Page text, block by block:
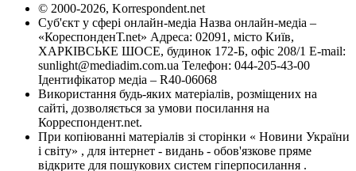
© 2000-2026, Korrespondent.net
Суб'єкт у сфері онлайн-медіа Назва онлайн-медіа –
«КореспонденТ.net» Адреса: 02091, місто Київ,
ХАРКІВСЬКЕ ШОСЕ, будинок 172-Б, офіс 208/1 E-mail:
sunlight@mediadim.com.ua Телефон: 044-205-43-00
Ідентифікатор медіа – R40-06068
Використання будь-яких матеріалів, розміщених на
сайті, дозволяється за умови посилання на
Корреспондент.net.
При копіюванні матеріалів зі сторінки « Новини України
і світу» , для інтернет - видань - обов'язкове пряме
відкрите для пошукових систем гіперпосилання .